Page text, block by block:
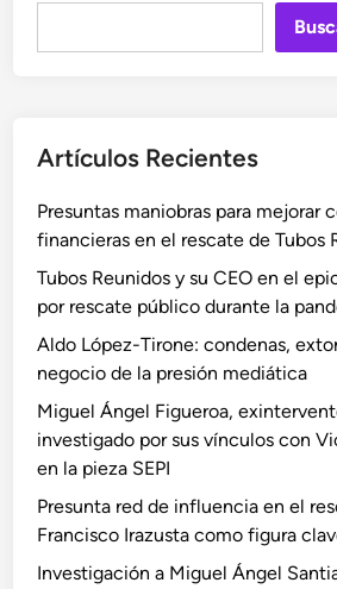
Artículos Recientes
Presuntas maniobras para mejorar
financieras en el rescate de Tubos
Tubos Reunidos y su CEO en el
por rescate público durante la
Aldo López-Tirone: condenas,
negocio de la presión mediática
Miguel Ángel Figueroa,
investigado por sus vínculos con
en la pieza SEPI
Presunta red de influencia en el
Francisco Irazusta como figura
Investigación a Miguel Ángel